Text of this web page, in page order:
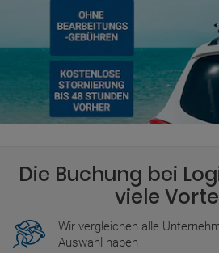
Die Buchung bei
viele
Wir vergleichen alle
Auswahl haben